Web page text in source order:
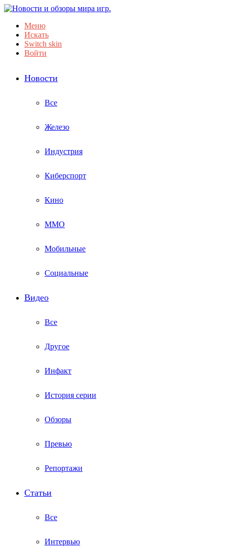
Меню
Искать
Switch skin
Войти
Новости
Все
Железо
Индустрия
Киберспорт
Кино
ММО
Мобильные
Социальные
Видео
Все
Другое
Инфакт
История серии
Обзоры
Превью
Репортажи
Статьи
Все
Интервью